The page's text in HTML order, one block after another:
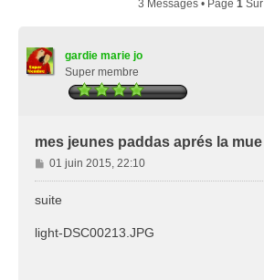
3 Messages • Page 1 Sur
gardie marie jo
Super membre
mes jeunes paddas aprés la mue
M
e
s
a
01 juin 2015, 22:10
suite
light-DSC00213.JPG